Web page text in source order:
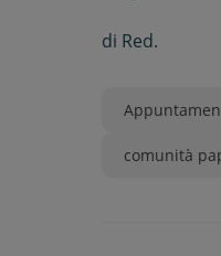
di Red.
comunità